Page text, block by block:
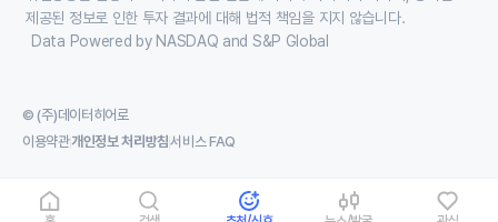
제공된 정보로 인한 투자 결과에 대해 법적 책임을 지지 않습니다.
Data Powered by NASDAQ and S&P Global
© (주)데이터히어로
이용약관개인정보 처리방침서비스 FAQ